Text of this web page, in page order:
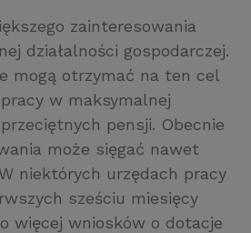
zainteresowania
działalności gospodarczej.
mogą otrzymać na ten cel
w maksymalnej
pensji. Obecnie
może sięgać nawet
niektórych urzędach pracy
sześciu miesięcy
więcej wniosków o dotacje